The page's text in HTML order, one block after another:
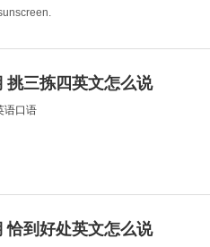
a hat and some sunscreen.
挑三拣四英文怎么说
语口语
guy.
狂练习吧！
恰到好处英文怎么说